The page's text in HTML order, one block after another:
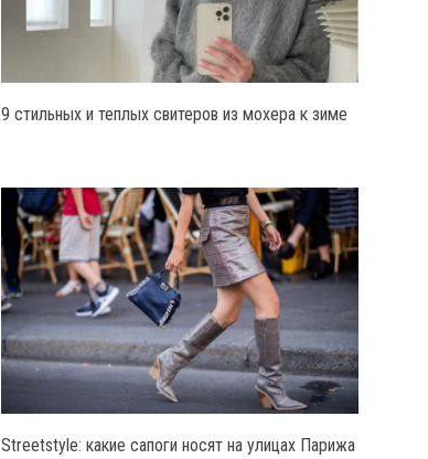
9 стильных и теплых свитеров из мохера к зиме
Streetstyle: какие сапоги носят на улицах Парижа